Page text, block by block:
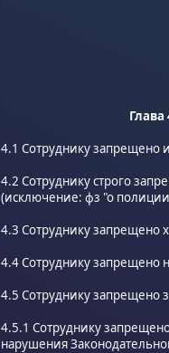
4.1 Сотруднику запрещено
4.2 Сотруднику строго
(исключение: фз "о
4.3 Сотруднику запрещено
4.4 Сотруднику запрещено
4.5 Сотруднику запрещено
4.5.1 Сотруднику
нарушения